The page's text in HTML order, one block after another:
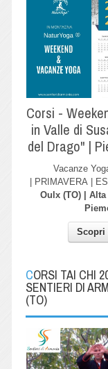
Corsi -
in Valle di
del Drago" |
Vacanze
| PRIMAVERA |
Oulx (TO) |
Scopri
CORSI TAI CHI 2025/2026 | A.S.D.
SENTIERI DI
(TO)